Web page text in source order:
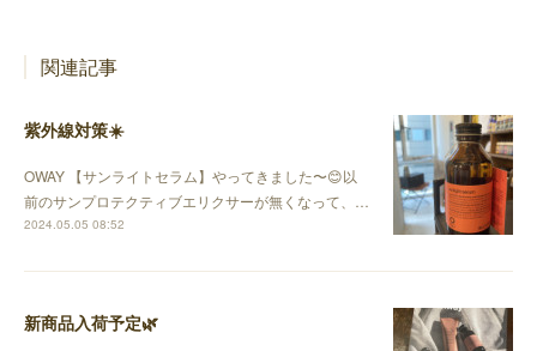
関連記事
紫外線対策☀️
OWAY 【サンライトセラム】やってきました〜😊以
前のサンプロテクティブエリクサーが無くなって、…
2024.05.05 08:52
新商品入荷予定🌿